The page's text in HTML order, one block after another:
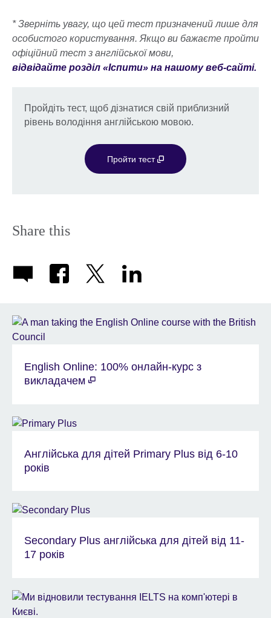
* Зверніть увагу, що цей тест призначений лише для
особистого користування. Якщо ви бажаєте пройти
офіційний тест з англійської мови,
відвідайте розділ «Іспити» на нашому веб-сайті.
Пройдіть тест, щоб дізнатися свій приблизний
рівень володіння англійською мовою.
Пройти тест
Share this
English Online: 100% онлайн-курс з
викладачем
Англійська для дітей Primary Plus від 6-10
років
Secondary Plus англійська для дітей від 11-
17 років